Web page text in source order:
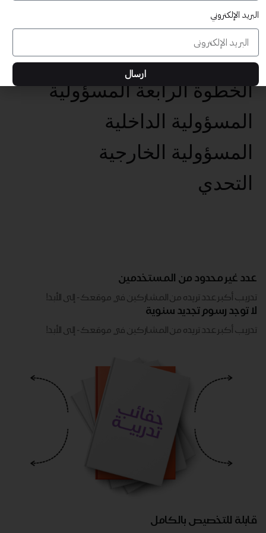
عناصر تحقيق الأهداف الخمس
تحديد الهدف الفعال
الخطوة الرابعة المسؤولية
المسؤولية الداخلية
المسؤولية الخارجية
التحدي
عدد غير محدود من المستخدمين
تدريب أكبر عدد تريده من المشاركين في موقعك - ​​إلى الأبد!
لا توجد رسوم تجديد سنوية
تدريب أكبر عدد تريده من المشاركين في موقعك - ​​إلى الأبد!
قابلة للتخصيص بالكامل
البريد الإلكتروني
ارسال